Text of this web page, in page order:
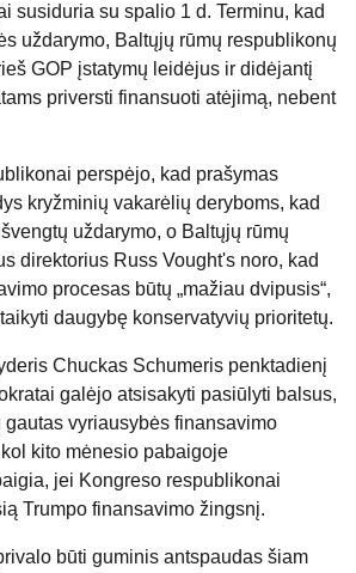
susiduria su spalio 1 d. Terminu, kad
uždarymo, Baltųjų rūmų respublikonų
GOP įstatymų leidėjus ir didėjantį
priversti finansuoti atėjimą, nebent
perspėjo, kad prašymas
kryžminių vakarėlių deryboms, kad
uždarymo, o Baltųjų rūmų
direktorius Russ Vought's noro, kad
procesas būtų „mažiau dvipusis“,
daugybę konservatyvių prioritetų.
Chuckas Schumeris penktadienį
galėjo atsisakyti pasiūlyti balsus,
gautas vyriausybės finansavimo
kito mėnesio pabaigoje
jei Kongreso respublikonai
Trumpo finansavimo žingsnį.
būti guminis antspaudas šiam